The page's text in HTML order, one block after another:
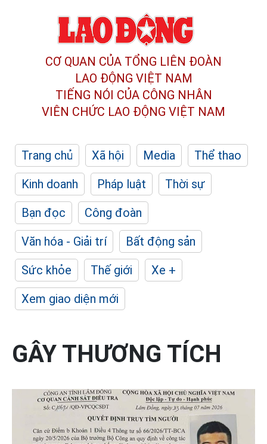
CƠ QUAN CỦA TỔNG LIÊN ĐOÀN
LAO ĐỘNG VIỆT NAM
TIẾNG NÓI CỦA CÔNG NHÂN
VIÊN CHỨC LAO ĐỘNG VIỆT NAM
Trang chủ Xã hội Media
Thể thao
Kinh doanh
Pháp luật
Thời sự
Bạn đọc
Công đoàn
Văn hóa - Giải trí
Bất động sản
Sức khỏe
Thế giới
Xe +
Xem giao diện mới
GÂY THƯƠNG TÍCH